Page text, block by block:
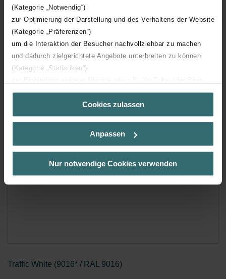
(Kategorie „Notwendig“)
zur Optimierung der Darstellung und des Verhaltens der Website
(Kategorie „Präferenzen“)
um die Interaktion der Besucher nachvollziehbar zu machen
und dadurch zielgerichtete Angebote unterbreiten zu können
(Kategorie „Statistiken“)
(Kategorie „Marketing“)
Über „Details zeigen“ bzw. die Datenschutzerklärung erhalten
Sie weitere Informationen. Durch die Auswahl der Kategorie
der Auswahl von „Statistiken“ willigen Sie ein, dass wir Ihren
Besuchsverlauf auf unserer Website verwenden, um Ihnen die
bestmögliche Nutzererfahrung zu ermöglichen und Ihnen
Zehnder Group Czech Republic s.r.o.: Zásady ochrany
osobních údajů
Cookies zulassen
Anpassen
Nur notwendige Cookies verwenden
Traffic White (9016* / RAL 9016)